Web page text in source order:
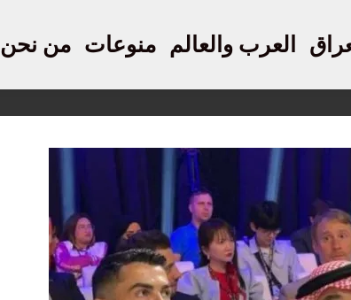
العرب والعالم منوعات من نحن